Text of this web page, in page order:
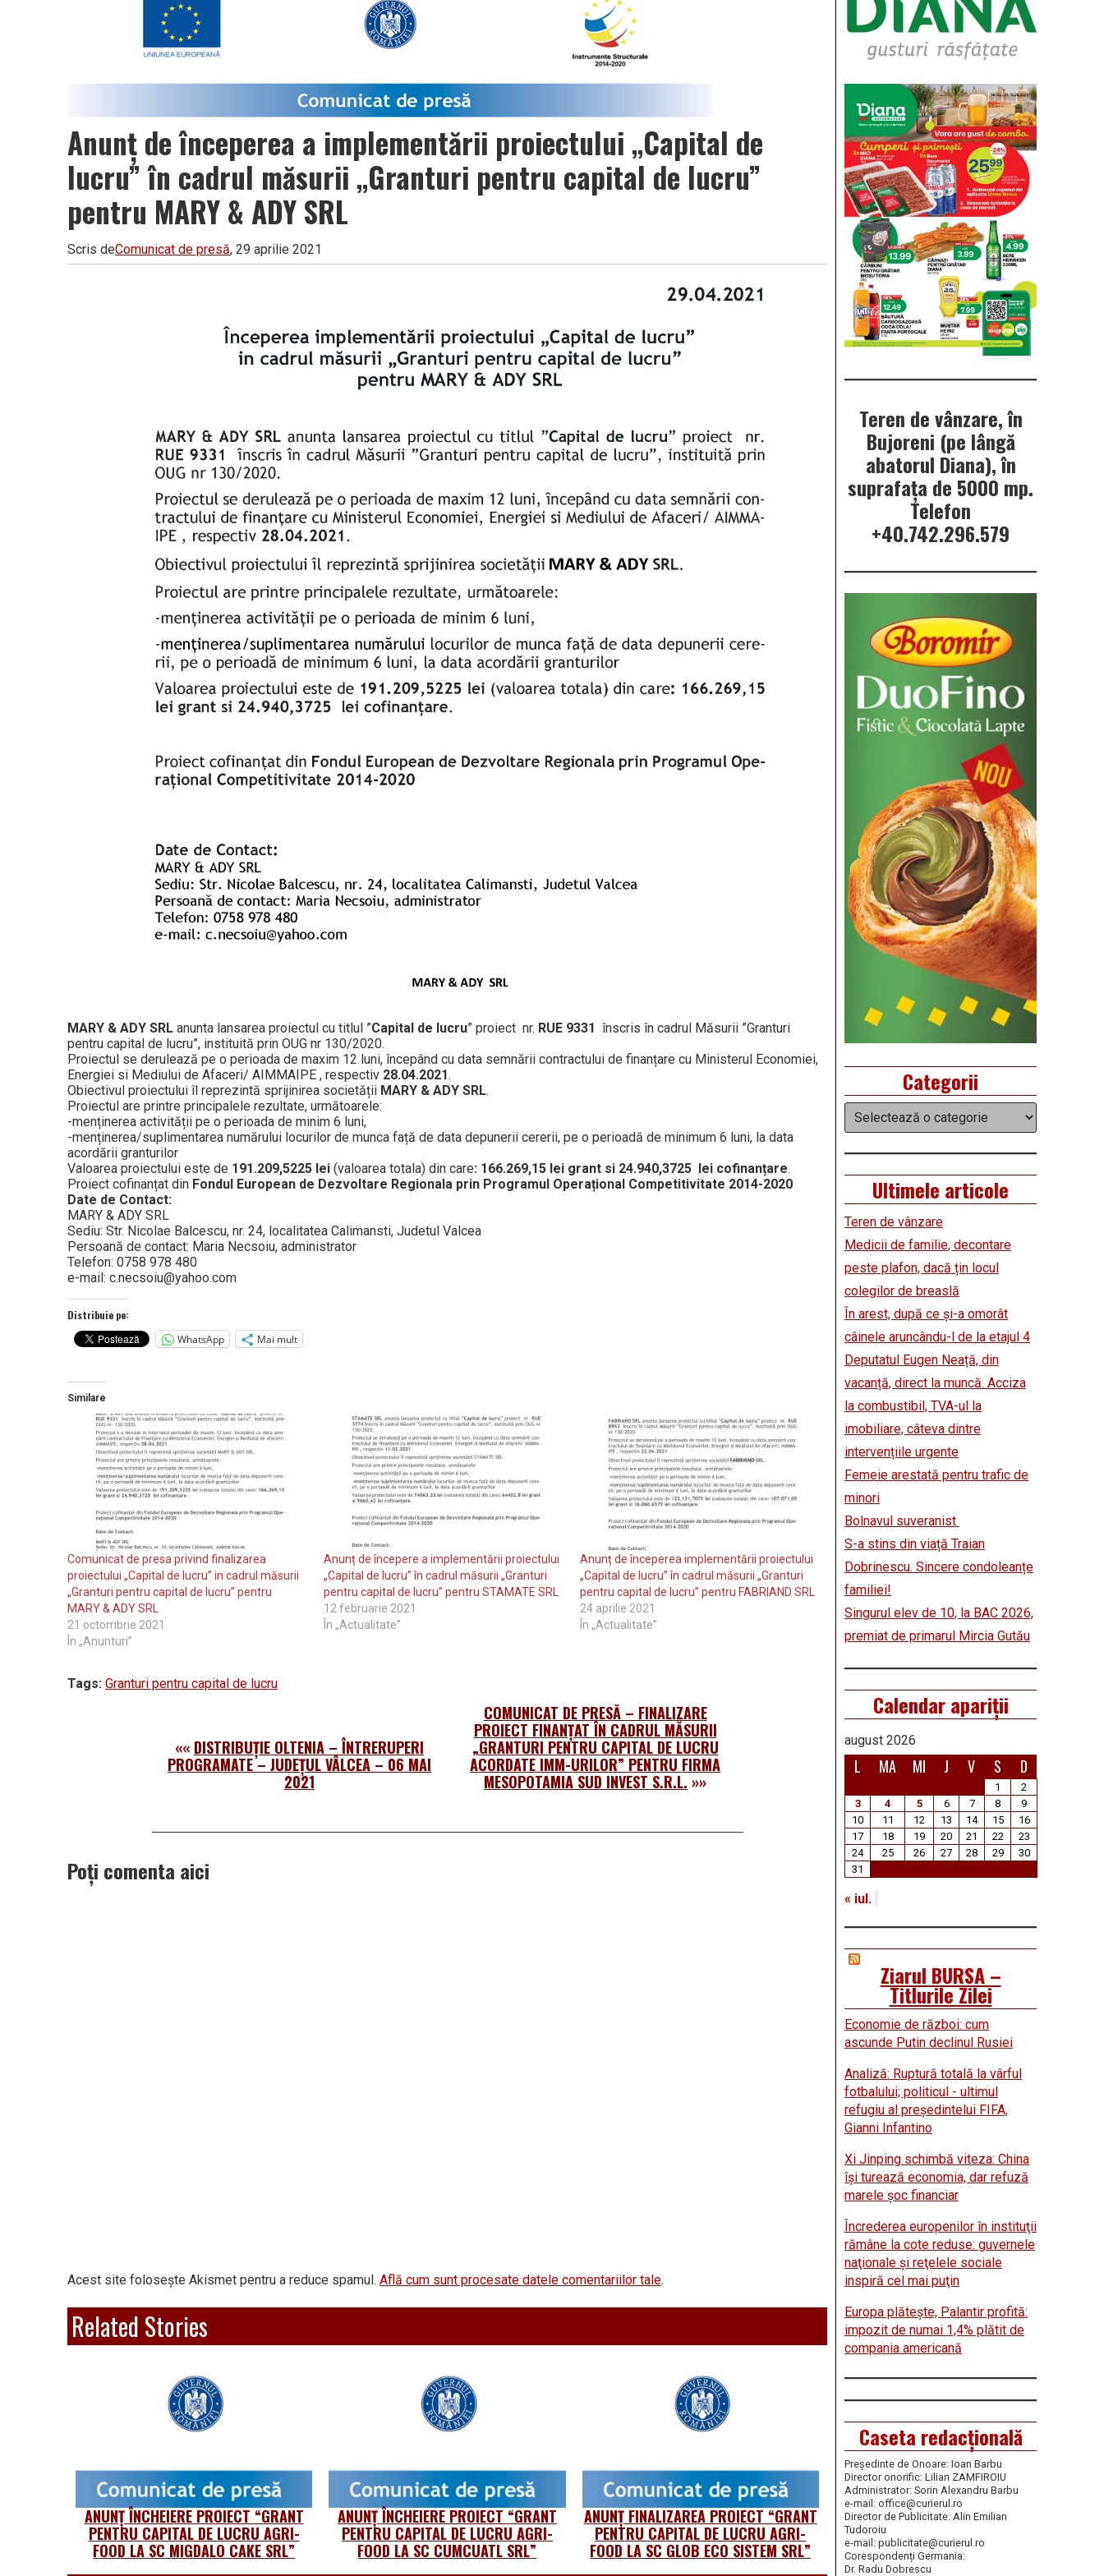
Vâlcea
Anunț de începerea a implementării proiectului „Capital de
lucru” în cadrul măsurii „Granturi pentru capital de lucru”
pentru MARY & ADY SRL
Scris deComunicat de presă, 29 aprilie 2021
MARY & ADY SRL anunta lansarea proiectul cu titlul ”Capital de lucru” proiect nr. RUE 9331 înscris în cadrul Măsurii ”Granturi
pentru capital de lucru”, instituită prin OUG nr 130/2020.
Proiectul se derulează pe o perioada de maxim 12 luni, începând cu data semnării contractului de finanțare cu Ministerul Economiei,
Energiei si Mediului de Afaceri/ AIMMAIPE , respectiv 28.04.2021.
Obiectivul proiectului îl reprezintă sprijinirea societății MARY & ADY SRL.
Proiectul are printre principalele rezultate, următoarele:
-menținerea activității pe o perioada de minim 6 luni,
-menținerea/suplimentarea numărului locurilor de munca față de data depunerii cererii, pe o perioadă de minimum 6 luni, la data
acordării granturilor
Valoarea proiectului este de 191.209,5225 lei (valoarea totala) din care: 166.269,15 lei grant si 24.940,3725 lei cofinanțare.
Proiect cofinanțat din Fondul European de Dezvoltare Regionala prin Programul Operațional Competitivitate 2014-2020
Date de Contact:
MARY & ADY SRL
Sediu: Str. Nicolae Balcescu, nr. 24, localitatea Calimansti, Judetul Valcea
Persoană de contact: Maria Necsoiu, administrator
Telefon: 0758 978 480
e-mail: c.necsoiu@yahoo.com
Distribuie pe:
WhatsApp
Mai mult
Similare
Comunicat de presa privind finalizarea
proiectului „Capital de lucru” in cadrul măsurii
„Granturi pentru capital de lucru” pentru
MARY & ADY SRL
21 octombrie 2021
În „Anunturi”
Anunț de începere a implementării proiectului
„Capital de lucru” în cadrul măsurii „Granturi
pentru capital de lucru” pentru STAMATE SRL
12 februarie 2021
În „Actualitate”
Anunț de începerea implementării proiectului
„Capital de lucru” în cadrul măsurii „Granturi
pentru capital de lucru” pentru FABRIAND SRL
24 aprilie 2021
În „Actualitate”
Tags: Granturi pentru capital de lucru
«« DISTRIBUȚIE OLTENIA – ÎNTRERUPERI
PROGRAMATE – JUDEȚUL VÂLCEA – 06 MAI
2021
COMUNICAT DE PRESĂ – FINALIZARE
PROIECT FINANȚAT ÎN CADRUL MĂSURII
„GRANTURI PENTRU CAPITAL DE LUCRU
ACORDATE IMM-URILOR” PENTRU FIRMA
MESOPOTAMIA SUD INVEST S.R.L. »»
Poți comenta aici
Acest site folosește Akismet pentru a reduce spamul. Află cum sunt procesate datele comentariilor tale.
Related Stories
ANUNȚ ÎNCHEIERE PROIECT “GRANT
PENTRU CAPITAL DE LUCRU AGRI-
FOOD LA SC MIGDALO CAKE SRL”
ANUNȚ ÎNCHEIERE PROIECT “GRANT
PENTRU CAPITAL DE LUCRU AGRI-
FOOD LA SC CUMCUATL SRL”
ANUNȚ FINALIZAREA PROIECT “GRANT
PENTRU CAPITAL DE LUCRU AGRI-
FOOD LA SC GLOB ECO SISTEM SRL”
Teren de vânzare, în
Bujoreni (pe lângă
abatorul Diana), în
suprafața de 5000 mp.
Telefon
+40.742.296.579
Categorii
Categorii
Ultimele articole
Teren de vânzare
Medicii de familie, decontare
peste plafon, dacă țin locul
colegilor de breaslă
În arest, după ce și-a omorât
câinele aruncându-l de la etajul 4
Deputatul Eugen Neață, din
vacanță, direct la muncă. Acciza
la combustibil, TVA-ul la
imobiliare, câteva dintre
intervențiile urgente
Femeie arestată pentru trafic de
minori
Bolnavul suveranist
S-a stins din viață Traian
Dobrinescu. Sincere condoleanțe
familiei!
Singurul elev de 10, la BAC 2026,
premiat de primarul Mircia Gutău
Calendar apariții
august 2026
L MA MI J V S D
1
2
3
4 5 6 7 8
9
10
11 12 13 14 15
16
17
18 19 20 21 22
23
24
25 26 27 28 29
30
31
« iul.
Ziarul BURSA –
Titlurile Zilei
Economie de război: cum
ascunde Putin declinul Rusiei
Analiză: Ruptură totală la vârful
fotbalului; politicul - ultimul
refugiu al preşedintelui FIFA,
Gianni Infantino
Xi Jinping schimbă viteza: China
îşi turează economia, dar refuză
marele şoc financiar
Încrederea europenilor în instituţii
rămâne la cote reduse: guvernele
naţionale şi reţelele sociale
inspiră cel mai puţin
Europa plăteşte, Palantir profită:
impozit de numai 1,4% plătit de
compania americană
Caseta redacțională
Președinte de Onoare: Ioan Barbu
Director onorific: Lilian ZAMFIROIU
Administrator: Sorin Alexandru Barbu
e-mail: office@curierul.ro
Director de Publicitate: Alin Emilian
Tudoroiu
e-mail: publicitate@curierul.ro
Corespondenți Germania:
Dr. Radu Dobrescu